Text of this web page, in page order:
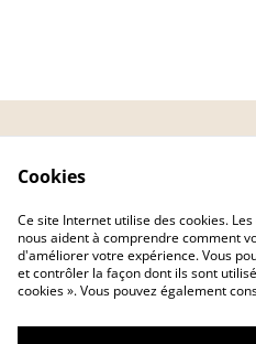
Cookies
Ce site Internet utilise des cookies.
nous aident à comprendre comment
d'améliorer votre expérience. Vous
et contrôler la façon dont ils sont
cookies ». Vous pouvez également